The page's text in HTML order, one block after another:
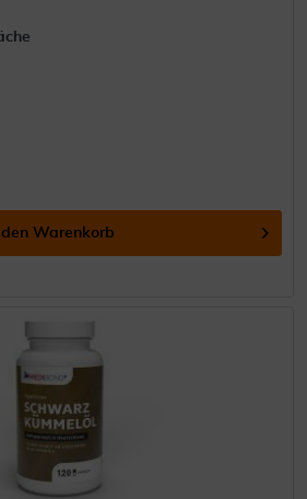
den Warenkorb